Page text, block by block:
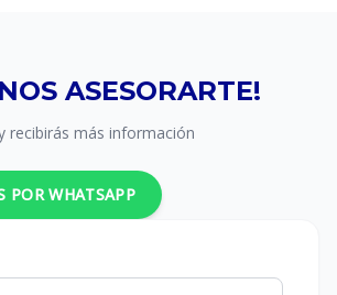
ASESORARTE!
recibirás más información
POR WHATSAPP